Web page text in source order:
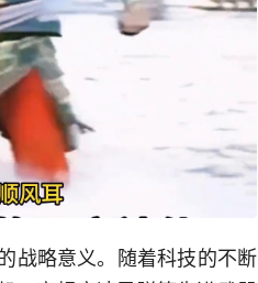
战略意义。随着科技的不断